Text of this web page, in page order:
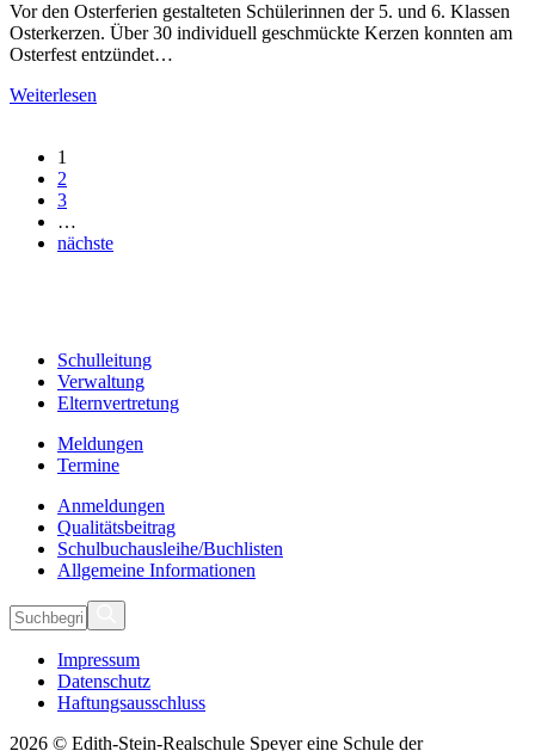
Vor den Osterferien gestalteten Schülerinnen der 5. und 6. Klassen
Osterkerzen. Über 30 individuell geschmückte Kerzen konnten am
Osterfest entzündet…
Weiterlesen
1
2
3
…
nächste
Schulleitung
Verwaltung
Elternvertretung
Meldungen
Termine
Anmeldungen
Qualitätsbeitrag
Schulbuchausleihe/Buchlisten
Allgemeine Informationen
Impressum
Datenschutz
Haftungsausschluss
2026 © Edith-Stein-Realschule Speyer eine Schule der